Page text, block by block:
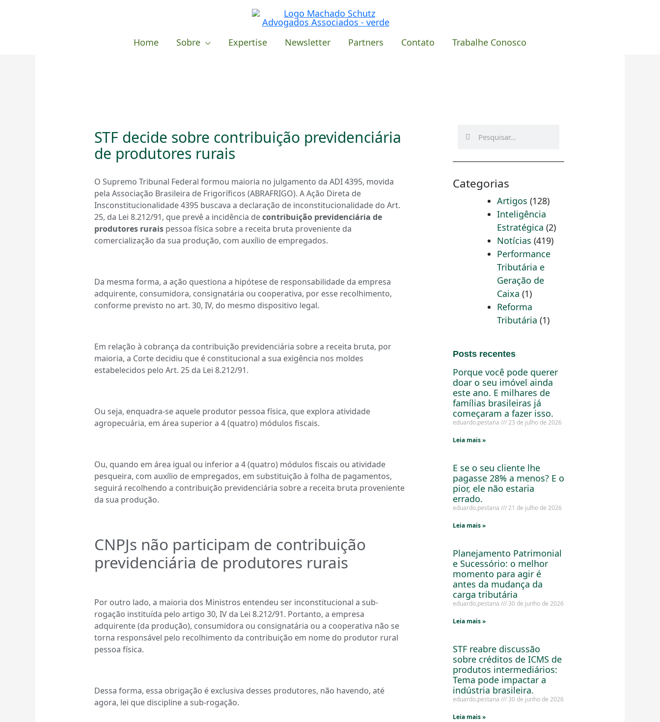
Home Sobre Expertise Newsletter Partners Contato Trabalhe Conosco
STF decide sobre contribuição previdenciária
de produtores rurais
O Supremo Tribunal Federal formou maioria no julgamento da ADI 4395, movida
pela Associação Brasileira de Frigoríficos (ABRAFRIGO). A Ação Direta de
Insconstitucionalidade 4395 buscava a declaração de inconstitucionalidade do Art.
25, da Lei 8.212/91, que prevê a incidência decontribuição previdenciária de
produtores rurais pessoa física sobre a receita bruta proveniente da
comercialização da sua produção, com auxílio de empregados.
Da mesma forma, a ação questiona a hipótese de responsabilidade da empresa
adquirente, consumidora, consignatária ou cooperativa, por esse recolhimento,
conforme previsto no art. 30, IV, do mesmo dispositivo legal.
Em relação à cobrança da contribuição previdenciária sobre a receita bruta, por
maioria, a Corte decidiu que é constitucional a sua exigência nos moldes
estabelecidos pelo Art. 25 da Lei 8.212/91.
Ou seja, enquadra-se aquele produtor pessoa física, que explora atividade
agropecuária, em área superior a 4 (quatro) módulos fiscais.
Ou, quando em área igual ou inferior a 4 (quatro) módulos fiscais ou atividade
pesqueira, com auxílio de empregados, em substituição à folha de pagamentos,
seguirá recolhendo a contribuição previdenciária sobre a receita bruta proveniente
da sua produção.
CNPJs não participam de contribuição
previdenciária de produtores rurais
Por outro lado, a maioria dos Ministros entendeu ser inconstitucional a sub-
rogação instituída pelo artigo 30, IV da Lei 8.212/91. Portanto, a empresa
adquirente (da produção), consumidora ou consignatária ou a cooperativa não se
torna responsável pelo recolhimento da contribuição em nome do produtor rural
pessoa física.
Dessa forma, essa obrigação é exclusiva desses produtores, não havendo, até
agora, lei que discipline a sub-rogação.
Categorias
Artigos (128)
Inteligência
Estratégica (2)
Notícias (419)
Performance
Tributária e
Geração de
Caixa (1)
Reforma
Tributária (1)
Posts recentes
Porque você pode querer
doar o seu imóvel ainda
este ano. E milhares de
famílias brasileiras já
começaram a fazer isso.
eduardo.pestana 23 de julho de 2026
Leia mais »
E se o seu cliente lhe
pagasse 28% a menos? E o
pior, ele não estaria
errado.
eduardo.pestana 21 de julho de 2026
Leia mais »
Planejamento Patrimonial
e Sucessório: o melhor
momento para agir é
antes da mudança da
carga tributária
eduardo.pestana 30 de junho de 2026
Leia mais »
STF reabre discussão
sobre créditos de ICMS de
produtos intermediários:
Tema pode impactar a
indústria brasileira.
eduardo.pestana 30 de junho de 2026
Leia mais »